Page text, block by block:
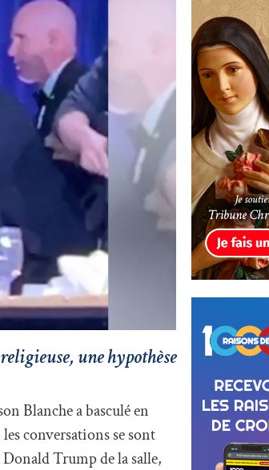
une hypothèse
Blanche a basculé en
conversations se sont
Trump de la salle,